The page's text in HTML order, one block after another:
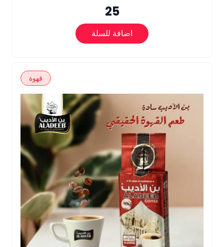
25
اضافة للسلة
قهوة